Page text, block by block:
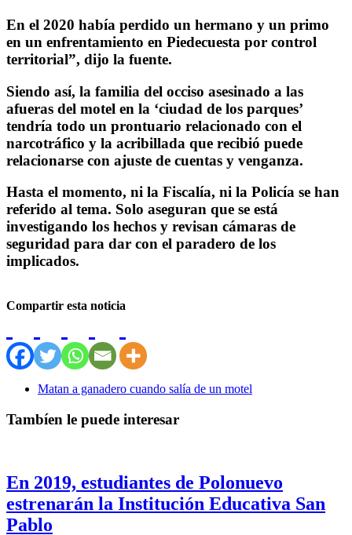
En el 2020 había perdido un hermano y un primo
en un enfrentamiento en Piedecuesta por control
territorial”, dijo la fuente.
Siendo así, la familia del occiso asesinado a las
afueras del motel en la ‘ciudad de los parques’
tendría todo un prontuario relacionado con el
narcotráfico y la acribillada que recibió puede
relacionarse con ajuste de cuentas y venganza.
Hasta el momento, ni la Fiscalía, ni la Policía se han
referido al tema. Solo aseguran que se está
investigando los hechos y revisan cámaras de
seguridad para dar con el paradero de los
implicados.
Compartir esta noticia
Matan a ganadero cuando salía de un motel
Tambíen le puede interesar
En 2019, estudiantes de Polonuevo
estrenarán la Institución Educativa San
Pablo